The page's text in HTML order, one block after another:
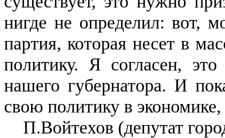
нигде не определил: вот,
партия, которая несет в
политику. Я согласен,
нашего губернатора. И
свою политику в
П.Войтехов (депутат